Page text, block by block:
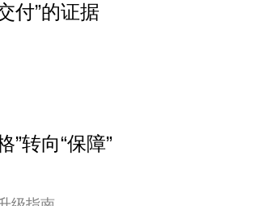
付”的证据
转向“保障”